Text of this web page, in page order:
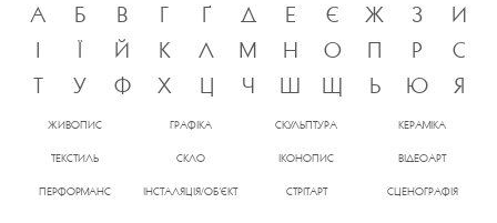
А
Б В Г Ґ Д Е Є Ж З
И
І
Ї Й К Л М Н О П Р
С
Т
У Ф Х Ц Ч Ш Щ Ь Ю Я
ЖИВОПИС ГРАФІКА СКУЛЬПТУРА КЕРАМІКА
ТЕКСТИЛЬ СКЛО ІКОНОПИС ВІДЕОАРТ
ПЕРФОРМАНС ІНСТАЛЯЦІЯ/ОБ’ЄКТ СТРІТАРТ СЦЕНОГРАФІЯ